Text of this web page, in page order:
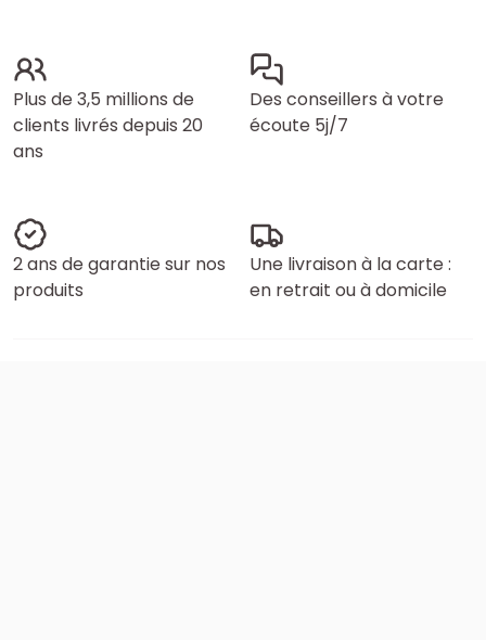
Plus de 3,5 millions de
clients livrés depuis 20
ans
Des conseillers à votre
écoute 5j/7
2 ans de garantie sur nos
produits
Une livraison à la carte :
en retrait ou à domicile